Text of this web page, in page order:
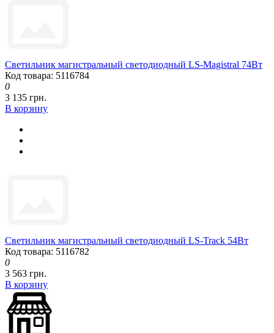
Светильник магистральный светодиодный LS-Magistral 74Вт
Код товара: 5116784
0
3 135 грн.
В корзину
Светильник магистральный светодиодный LS-Track 54Вт
Код товара: 5116782
0
3 563 грн.
В корзину